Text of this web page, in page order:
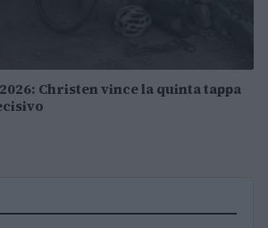
Christen vince la quinta tappa